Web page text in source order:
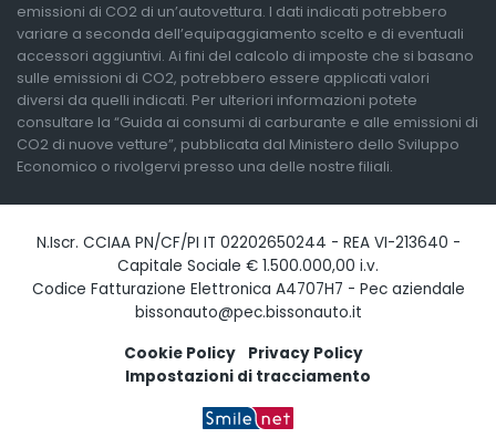
emissioni di CO2 di un’autovettura. I dati indicati potrebbero
variare a seconda dell’equipaggiamento scelto e di eventuali
accessori aggiuntivi. Ai fini del calcolo di imposte che si basano
sulle emissioni di CO2, potrebbero essere applicati valori
diversi da quelli indicati. Per ulteriori informazioni potete
consultare la “Guida ai consumi di carburante e alle emissioni di
CO2 di nuove vetture”, pubblicata dal Ministero dello Sviluppo
Economico o rivolgervi presso una delle nostre filiali.
N.Iscr. CCIAA PN/CF/PI IT 02202650244 - REA VI-213640 -
Capitale Sociale € 1.500.000,00 i.v.
Codice Fatturazione Elettronica A4707H7 - Pec aziendale
bissonauto@pec.bissonauto.it
Cookie Policy
Privacy Policy
Impostazioni di tracciamento